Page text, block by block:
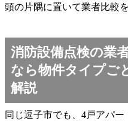
頭の片隅に置いて業者比較
消防設備点検の業
なら物件タイプご
解説
同じ逗子市でも、4戸アパ